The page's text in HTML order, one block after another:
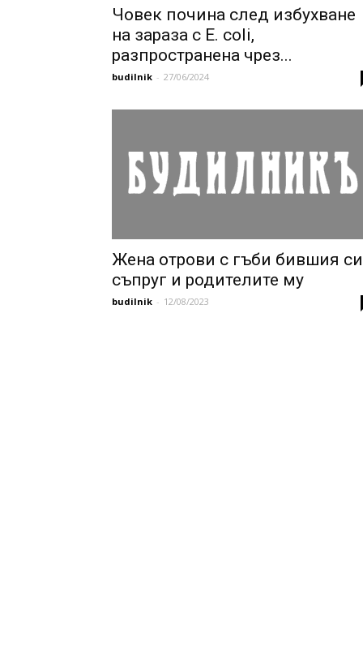
Човек почина след избухване
на зараза с E. coli,
разпространена чрез...
budilnik - 27/06/2024
Жена отрови с гъби бившия си
съпруг и родителите му
budilnik - 12/08/2023